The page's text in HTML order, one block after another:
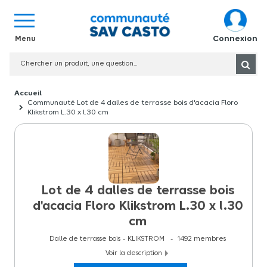
Connexion
Communauté Lot de 4 dalles de terrasse bois d'acacia Floro
Klikstrom L.30 x l.30 cm
Lot de 4 dalles de terrasse bois
d'acacia Floro Klikstrom L.30 x l.30
cm
Dalle de terrasse bois KLIKSTROM 1492 membres
Voir la description